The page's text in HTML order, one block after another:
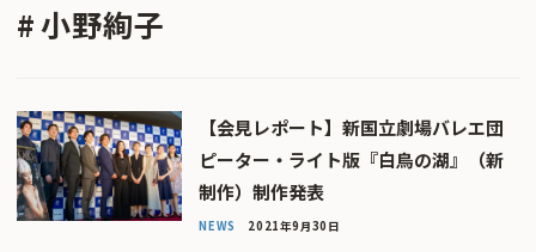
小野絢子
【会見レポート】新国立劇場バレエ団
ピーター・ライト版『白鳥の湖』（新
制作）制作発表
NEWS 2021年9月30日